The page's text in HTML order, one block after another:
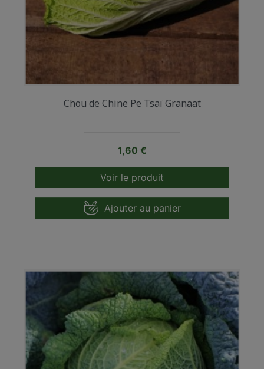
Chou de Chine Pe Tsaï Granaat
Prix
1,60 €
Voir le produit
Ajouter au panier